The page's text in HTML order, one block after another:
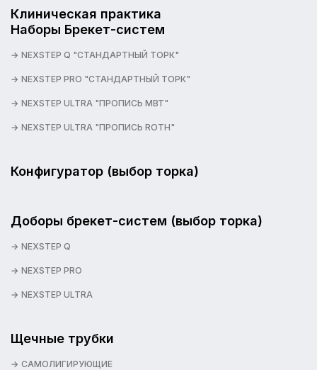
Клиническая практика
Наборы Брекет-систем
NEXSTEP Q "СТАНДАРТНЫЙ ТОРК"
NEXSTEP PRO "СТАНДАРТНЫЙ ТОРК"
NEXSTEP ULTRA "ПРОПИСЬ MBT"
NEXSTEP ULTRA "ПРОПИСЬ ROTH"
Конфигуратор (выбор торка)
Доборы брекет-систем (выбор торка)
NEXSTEP Q
NEXSTEP PRO
NEXSTEP ULTRA
Щечные трубки
САМОЛИГИРУЮЩИЕ